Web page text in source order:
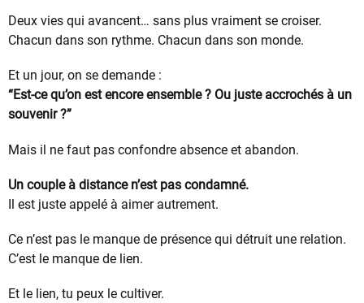
Deux vies qui avancent… sans plus vraiment se croiser.
Chacun dans son rythme. Chacun dans son monde.
Et un jour, on se demande :
“Est-ce qu’on est encore ensemble ? Ou juste accrochés à un
souvenir ?”
Mais il ne faut pas confondre absence et abandon.
Un couple à distance n’est pas condamné.
Il est juste appelé à aimer autrement.
Ce n’est pas le manque de présence qui détruit une relation.
C’est le manque de lien.
Et le lien, tu peux le cultiver.